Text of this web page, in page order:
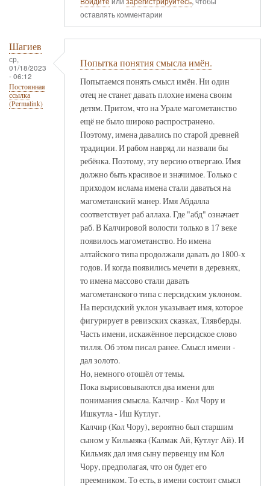
оставлять комментарии
Шагиев
ср,
01/18/2023
- 06:12
Постоянная
ссылка
(Permalink)
Попытка понятия смысла имён.
Попытаемся понять смысл имён. Ни один
отец не станет давать плохие имена своим
детям. Притом, что на Урале магометанство
ещё не было широко распространено.
Поэтому, имена давались по старой древней
традиции. И рабом навряд ли назвали бы
ребёнка. Поэтому, эту версию отвергаю. Имя
должно быть красивое и значимое. Только с
приходом ислама имена стали даваться на
магометанский манер. Имя Абдалла
соответствует раб аллаха. Где "абд" означает
раб. В Калчировой волости только в 17 веке
появилось магометанство. Но имена
алтайского типа продолжали давать до 1800-х
годов. И когда появились мечети в деревнях,
то имена массово стали давать
магометанского типа с персидским уклоном.
На персидский уклон указывает имя, которое
фигурирует в ревизских сказках, Тлявберды.
Часть имени, искажённое персидское слово
тилля. Об этом писал ранее. Смысл имени -
дал золото.
Но, немного отошёл от темы.
Пока вырисовываются два имени для
понимания смысла. Калчир - Кол Чору и
Ишкутла - Иш Кутлуг.
Калчир (Кол Чору), вероятно был старшим
сыном у Кильмяка (Калмак Ай, Кутлуг Ай). И
Кильмяк дал имя сыну первенцу им Кол
Чору, предполагая, что он будет его
преемником. То есть, в имени состоит смысл